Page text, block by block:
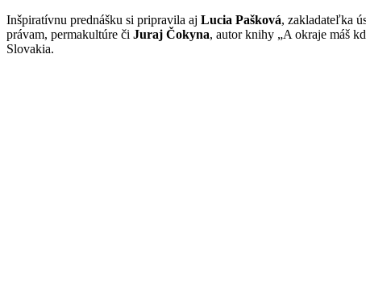
Inšpiratívnu prednášku si pripravila aj Lucia Pašková, zakladateľka
právam, permakultúre či Juraj Čokyna, autor knihy „A okraje máš
Slovakia.